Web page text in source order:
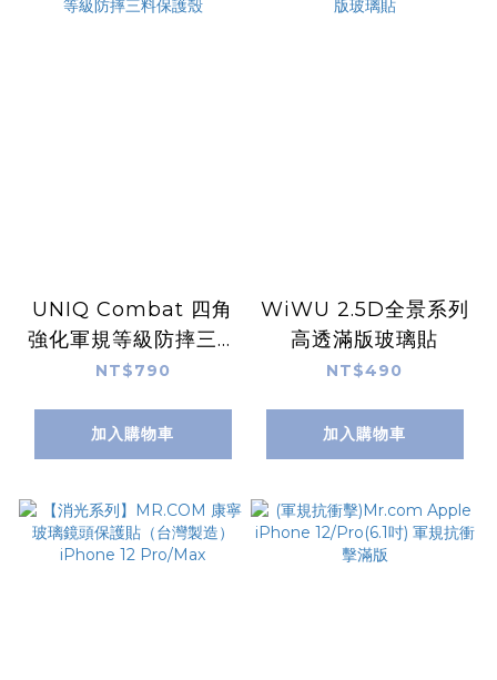
UNIQ Combat 四角
強化軍規等級防摔三料
保護殼
NT$790
加入購物車
WiWU 2.5D全景系列
高透滿版玻璃貼
NT$490
加入購物車